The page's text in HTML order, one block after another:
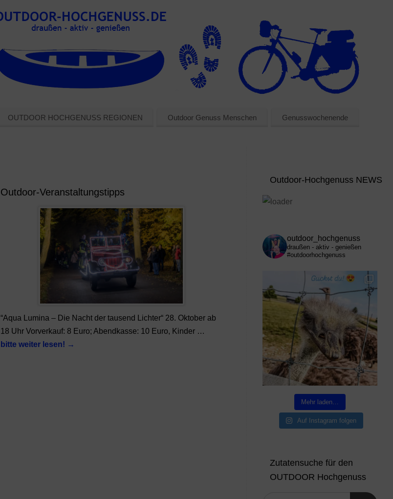
OUTDOOR HOCHGENUSS REGIONEN Outdoor Genuss Menschen Genusswochenende
Outdoor-Veranstaltungstipps
“Aqua Lumina – Die Nacht der tausend Lichter“ 28. Oktober ab
18 Uhr Vorverkauf: 8 Euro; Abendkasse: 10 Euro, Kinder …
bitte weiter lesen! →
Outdoor-Hochgenuss NEWS
outdoor_hochgenuss
draußen - aktiv - genießen
#outdoorhochgenuss
Mehr laden…
Auf Instagram folgen
Zutatensuche für den
OUTDOOR Hochgenuss